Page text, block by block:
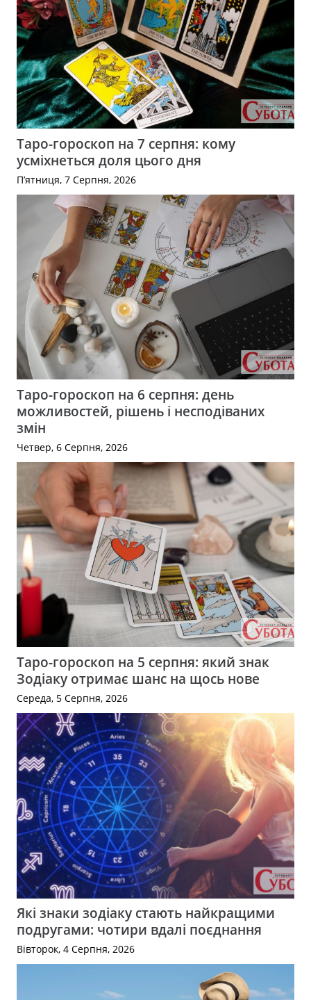
Таро-гороскоп на 7 серпня: кому
усміхнеться доля цього дня
П’ятниця, 7 Серпня, 2026
Таро-гороскоп на 6 серпня: день
можливостей, рішень і несподіваних
змін
Четвер, 6 Серпня, 2026
Таро-гороскоп на 5 серпня: який знак
Зодіаку отримає шанс на щось нове
Середа, 5 Серпня, 2026
Які знаки зодіаку стають найкращими
подругами: чотири вдалі поєднання
Вівторок, 4 Серпня, 2026